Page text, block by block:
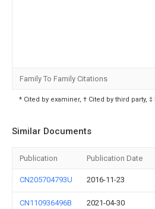
Family To Family Citations
* Cited by examiner, † Cited by third party,
Similar Documents
Publication Publication Date
CN205704793U 2016-11-23
CN110936496B 2021-04-30